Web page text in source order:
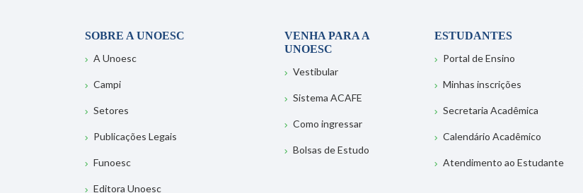
SOBRE A UNOESC
A Unoesc
Campi
Setores
Publicações Legais
Funoesc
Editora Unoesc
VENHA PARA A
UNOESC
Vestibular
Sistema ACAFE
Como ingressar
Bolsas de Estudo
ESTUDANTES
Portal de Ensino
Minhas inscrições
Secretaria Acadêmica
Calendário Acadêmico
Atendimento ao Estudante